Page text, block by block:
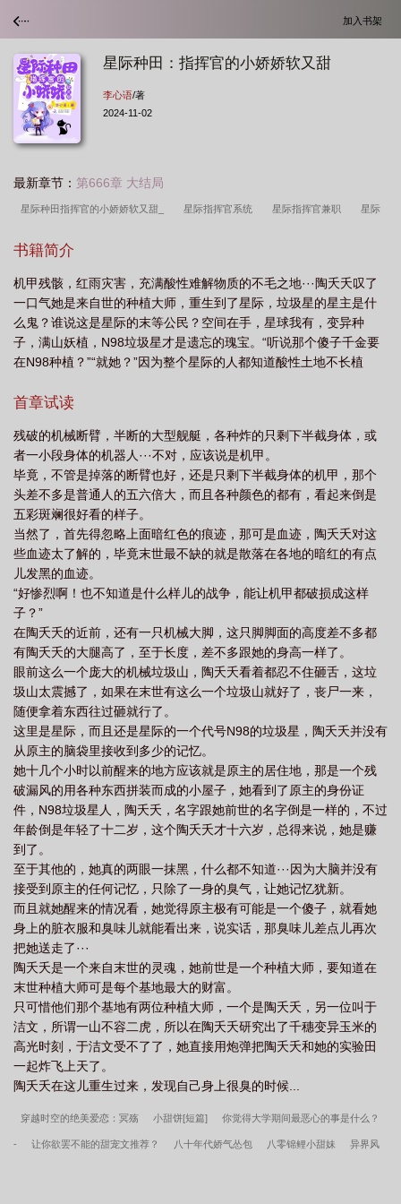
加入书架
星际种田：指挥官的小娇娇软又甜
李心语/著
2024-11-02
最新章节： 第666章 大结局
星际种田指挥官的小娇娇软又甜_ 星际指挥官系统 星际指挥官兼职 星际
文 星际种田指挥官的小娇娇软又甜李心
费 星际指挥官快穿 星际种田指挥官的小娇娇软又甜绵花 星际种田指挥官的
小娇娇软又甜TXT 免费阅读 穿越星际指挥官 星际指挥官的古代日常 星际
种田指挥官的小娇娇软又甜 李心语 星际种田指挥官的小娇娇软又甜TXT 星际
种田指挥官的小娇娇软又甜 星际种田指挥官的小娇娇软又甜最新 星际种田指挥
之指挥官系统 星际指挥官穿成军嫂的 指挥官好甜星际文 星际种田指挥官的
小娇娇软又甜TxT 星际指挥官女主文 星际种田指挥官的小娇娇软又甜TxT书包
网 星际指挥官晋江 星际种田指挥官的小娇娇软又甜 免费阅读 星际种田指
挥官的小娇娇软又甜免费 星际种田指挥官的小娇娇软又甜 txt
的 星际指挥 星际指挥官的
书籍简介
机甲残骸，红雨灾害，充满酸性难解物质的不毛之地···陶夭夭叹了
一口气她是来自世的种植大师，重生到了星际，垃圾星的星主是什
么鬼？谁说这是星际的末等公民？空间在手，星球我有，变异种
子，满山妖植，N98垃圾星才是遗忘的瑰宝。“听说那个傻子千金要
在N98种植？”“就她？”因为整个星际的人都知道酸性土地不长植
首章试读
残破的机械断臂，半断的大型舰艇，各种炸的只剩下半截身体，或
者一小段身体的机器人···不对，应该说是机甲。
毕竟，不管是掉落的断臂也好，还是只剩下半截身体的机甲，那个
头差不多是普通人的五六倍大，而且各种颜色的都有，看起来倒是
五彩斑斓很好看的样子。
当然了，首先得忽略上面暗红色的痕迹，那可是血迹，陶夭夭对这
些血迹太了解的，毕竟末世最不缺的就是散落在各地的暗红的有点
儿发黑的血迹。
“好惨烈啊！也不知道是什么样儿的战争，能让机甲都破损成这样
子？”
在陶夭夭的近前，还有一只机械大脚，这只脚脚面的高度差不多都
有陶夭夭的大腿高了，至于长度，差不多跟她的身高一样了。
眼前这么一个庞大的机械垃圾山，陶夭夭看着都忍不住砸舌，这垃
圾山太震撼了，如果在末世有这么一个垃圾山就好了，丧尸一来，
随便拿着东西往过砸就行了。
这里是星际，而且还是星际的一个代号N98的垃圾星，陶夭夭并没有
从原主的脑袋里接收到多少的记忆。
她十几个小时以前醒来的地方应该就是原主的居住地，那是一个残
破漏风的用各种东西拼装而成的小屋子，她看到了原主的身份证
件，N98垃圾星人，陶夭夭，名字跟她前世的名字倒是一样的，不过
年龄倒是年轻了十二岁，这个陶夭夭才十六岁，总得来说，她是赚
到了。
至于其他的，她真的两眼一抹黑，什么都不知道···因为大脑并没有
接受到原主的任何记忆，只除了一身的臭气，让她记忆犹新。
而且就她醒来的情况看，她觉得原主极有可能是一个傻子，就看她
身上的脏衣服和臭味儿就能看出来，说实话，那臭味儿差点儿再次
把她送走了···
陶夭夭是一个来自末世的灵魂，她前世是一个种植大师，要知道在
末世种植大师可是每个基地最大的财富。
只可惜他们那个基地有两位种植大师，一个是陶夭夭，另一位叫于
洁文，所谓一山不容二虎，所以在陶夭夭研究出了千穗变异玉米的
高光时刻，于洁文受不了了，她直接用炮弹把陶夭夭和她的实验田
一起炸飞上天了。
陶夭夭在这儿重生过来，发现自己身上很臭的时候...
穿越时空的绝美爱恋：冥殇 小甜饼[短篇] 你觉得大学期间最恶心的事是什么？
- 让你欲罢不能的甜宠文推荐？ 八十年代娇气怂包 八零锦鲤小甜妹 异界风